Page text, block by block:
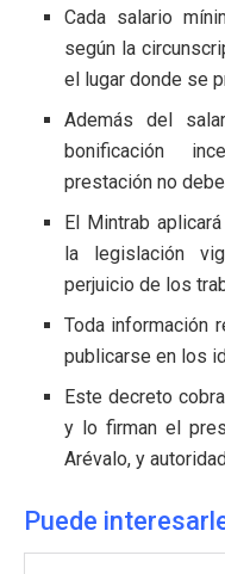
Cada salario
según la
el lugar donde se
Además del
bonificación
prestación no
El Mintrab
la legislación
perjuicio de los
Toda información
publicarse en los
Este decreto
y lo firman el
Arévalo, y
Puede